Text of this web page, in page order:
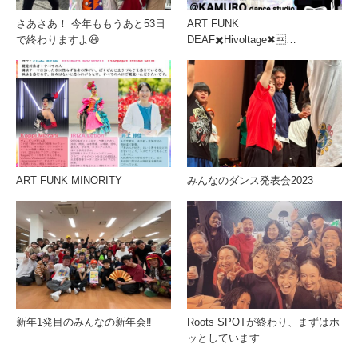
さあさあ！ 今年ももうあと53日
で終わりますよ😆
ART FUNK
DEAF✖️Hivoltage✖…
ART FUNK MINORITY みんなのダンス発表会2023
新年1発目のみんなの新年会‼️
Roots SPOTが終わり、まずはホ
ッとしています